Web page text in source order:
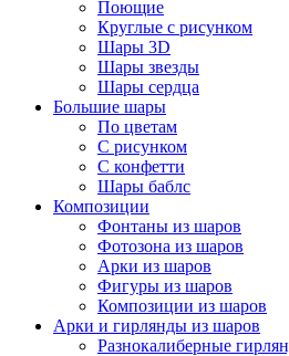
Поющие
Круглые с рисунком
Шары 3D
Шары звезды
Шары сердца
Большие шары
По цветам
С рисунком
С конфетти
Шары баблс
Композиции
Фонтаны из шаров
Фотозона из шаров
Арки из шаров
Фигуры из шаров
Композиции из шаров
Арки и гирлянды из шаров
Разнокалиберные